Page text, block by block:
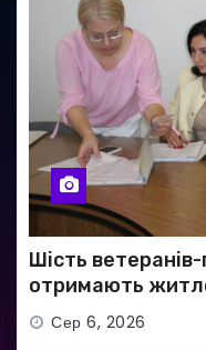
Шість
отримають
Сер 6, 2026